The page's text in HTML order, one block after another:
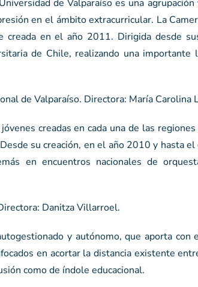
de Valparaíso es una
en el ámbito extracurricular. La
creada en el año 2011. Dirigida desde
de Chile, realizando una
de Valparaíso. Directora: María Carolina
creadas en cada una de las
su creación, en el año 2010 y hasta
en encuentros nacionales de
Danitza Villarroel.
y autónomo, que aporta con
en acortar la distancia existente
como de índole educacional.